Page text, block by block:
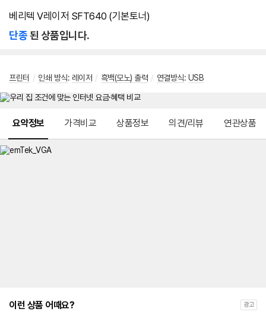
베리텍 V레이저 SFT640 (기본토너)
단종된 상품입니다.
프린터 / 인쇄 방식: 레이저 / 흑백(모노) 출력 / 연결방식: USB
요약정보 가격비교 상품정보 의견/리뷰 연관상품
이런 상품 어때요? 광고